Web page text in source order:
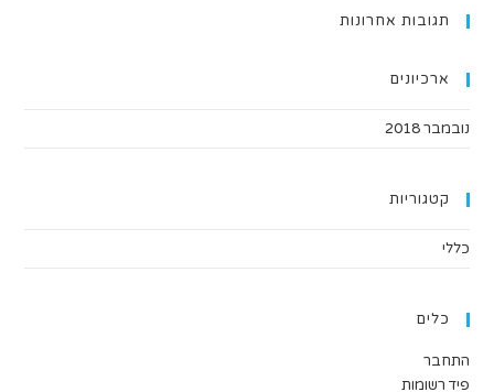
תגובות אחרונות
ארכיונים
נובמבר 2018
קטגוריות
כללי
כלים
התחבר
פיד רשומות